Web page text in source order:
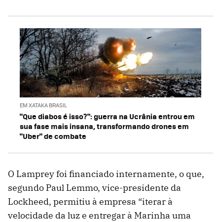
EM XATAKA BRASIL
"Que diabos é isso?": guerra na Ucrânia entrou em
sua fase mais insana, transformando drones em
"Uber" de combate
O Lamprey foi financiado internamente, o que,
segundo Paul Lemmo, vice-presidente da
Lockheed, permitiu à empresa “iterar à
velocidade da luz e entregar à Marinha uma